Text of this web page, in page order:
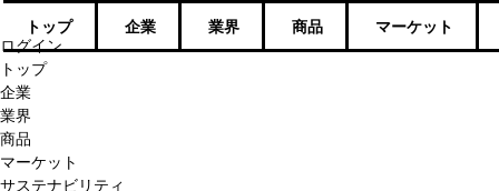
ログイン
トップ
企業
業界
商品
マーケット
サステナビリティ
トップ 企業 業界 商品 マーケット